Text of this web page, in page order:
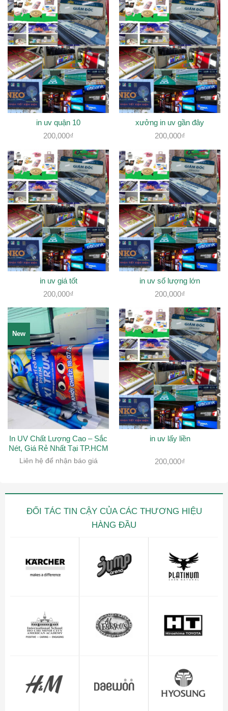
in uv quận 10
200,000₫
xưởng in uv gần đây
200,000₫
in uv giá tốt
200,000₫
in uv số lượng lớn
200,000₫
New
In UV Chất Lượng Cao – Sắc
Nét, Giá Rẻ Nhất Tại TP.HCM
Liên hệ để nhận báo giá
in uv lấy liền
200,000₫
ĐỐI TÁC TIN CẬY CỦA CÁC THƯƠNG HIỆU
HÀNG ĐẦU